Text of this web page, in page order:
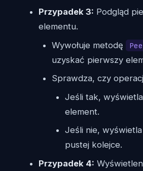
Przypadek 3: Podgląd
elementu.
Wywołuje metodę
uzyskać pierwszy
Sprawdza, czy
Jeśli tak,
element.
Jeśli nie,
pustej kolejce.
Przypadek 4: